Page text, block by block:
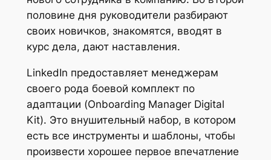
половине дня руководители разбирают
своих новичков, знакомятся, вводят в
курс дела, дают наставления.
LinkedIn предоставляет менеджерам
своего рода боевой комплект по
адаптации (Onboarding Manager Digital
Kit). Это внушительный набор, в котором
есть все инструменты и шаблоны, чтобы
произвести хорошее первое впечатление